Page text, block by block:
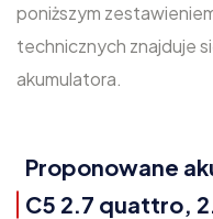
poniższym
technicznych znajduje
akumulatora.
Proponowane
C5 2.7 quattro,